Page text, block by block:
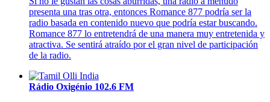
presenta una tras otra, entonces Romance 877 podría ser la
radio basada en contenido nuevo que podría estar buscando.
Romance 877 lo entretendrá de una manera muy entretenida y
atractiva. Se sentirá atraído por el gran nivel de participación
de la radio.
Rádio Oxigénio 102.6 FM